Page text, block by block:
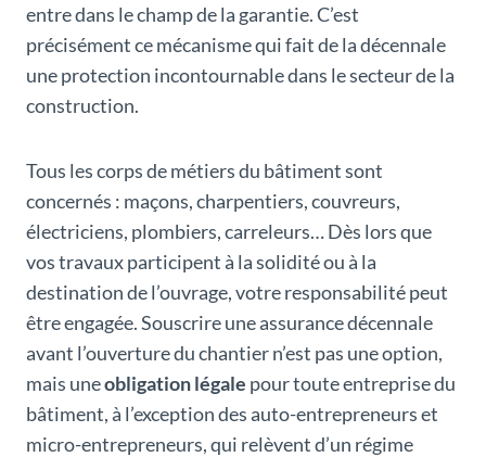
entre dans le champ de la garantie. C’est
précisément ce mécanisme qui fait de la décennale
une protection incontournable dans le secteur de la
construction.
Tous les corps de métiers du bâtiment sont
concernés : maçons, charpentiers, couvreurs,
électriciens, plombiers, carreleurs… Dès lors que
vos travaux participent à la solidité ou à la
destination de l’ouvrage, votre responsabilité peut
être engagée. Souscrire une assurance décennale
avant l’ouverture du chantier n’est pas une option,
mais uneobligation légale pour toute entreprise du
bâtiment, à l’exception des auto-entrepreneurs et
micro-entrepreneurs, qui relèvent d’un régime